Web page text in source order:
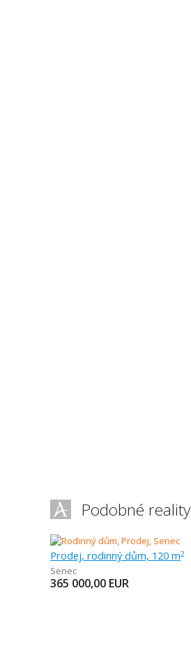
Podobné reality
Prodej, rodinný dům, 120 m2
Senec
365 000,00 EUR